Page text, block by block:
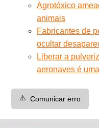
Agrotóxico
animais
Fabricantes de
ocultar
Liberar a
aeronaves é
⚠️ Comunicar erro